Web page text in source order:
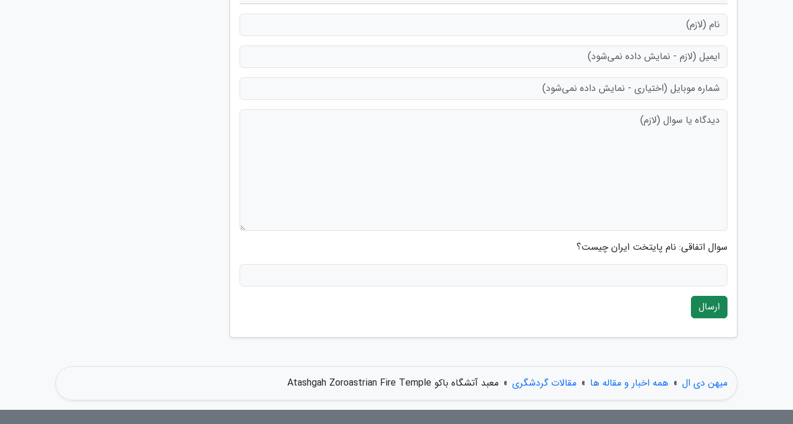
سوال اتفاقی: نام پایتخت ایران چیست؟
ارسال
میهن دی ال » همه اخبار و مقاله ها » مقالات گردشگری » معبد آتشگاه باکو Atashgah Zoroastrian Fire Temple